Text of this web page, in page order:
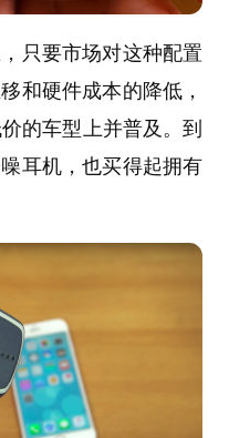
只要市场对这种配置
和硬件成本的降低，
的车型上并普及。到
耳机，也买得起拥有